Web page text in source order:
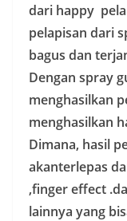
dari happy
pelapisan dari
bagus dan
Dengan spray
menghasilkan
menghasilkan
Dimana, hasil
akanterlepas
,finger effect
lainnya yang